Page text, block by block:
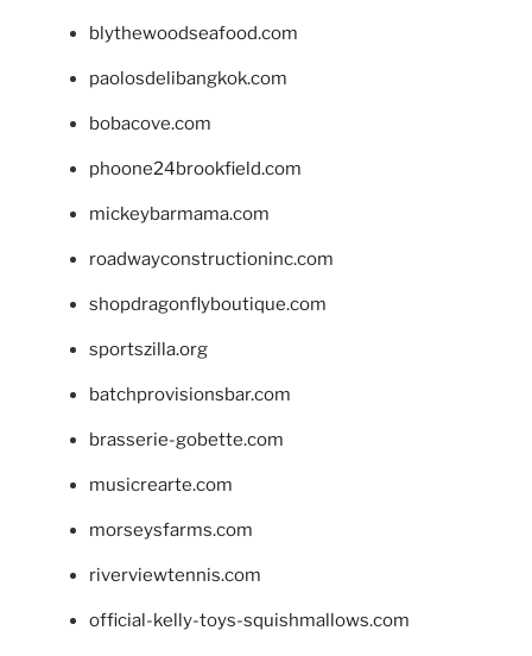
blythewoodseafood.com
paolosdelibangkok.com
bobacove.com
phoone24brookfield.com
mickeybarmama.com
roadwayconstructioninc.com
shopdragonflyboutique.com
sportszilla.org
batchprovisionsbar.com
brasserie-gobette.com
musicrearte.com
morseysfarms.com
riverviewtennis.com
official-kelly-toys-squishmallows.com